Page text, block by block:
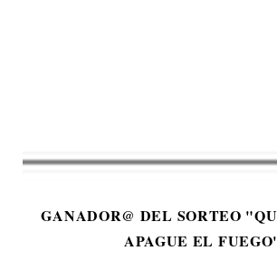
GANADOR@ DEL SORTEO
APAGUE EL